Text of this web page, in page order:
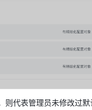
则代表管理员未修改过